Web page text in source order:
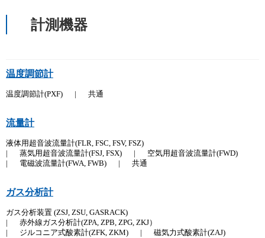
計測機器
温度調節計
温度調節計(PXF) 共通
流量計
液体用超音波流量計(FLR, FSC, FSV, FSZ)
蒸気用超音波流量計(FSJ, FSX)
空気用超音波流量計(FWD)
電磁波流量計(FWA, FWB) 共通
ガス分析計
ガス分析装置 (ZSJ, ZSU, GASRACK)
赤外線ガス分析計(ZPA, ZPB, ZPG, ZKJ）
ジルコニア式酸素計(ZFK, ZKM)
磁気力式酸素計(ZAJ)